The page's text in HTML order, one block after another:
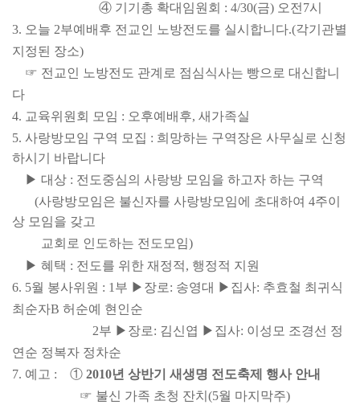
④ 기기총 확대임원회 : 4/30(금) 오전 7시
3. 오늘 2부예배후 전교인 노방전도를 실시합니다.(각기관별
지정된 장소)
☞ 전교인 노방전도 관계로 점심식사는 빵으로 대신합니
다
4. 교육위원회 모임 : 오후예배후, 새가족실
5. 사랑방모임 구역 모집 : 희망하는 구역장은 사무실로 신청
하시기 바랍니다
▶ 대상 : 전도중심의 사랑방 모임을 하고자 하는 구역
(사랑방모임은 불신자를 사랑방모임에 초대하여 4주이
상 모임을 갖고
교회로 인도하는 전도모임)
▶ 혜택 : 전도를 위한 재정적, 행정적 지원
6. 5월 봉사위원 : 1부 ▶장로: 송영대 ▶집사: 추효철 최귀식
최순자B 허순예 현인순
2부 ▶장로: 김신엽 ▶집사: 이성모 조경선 정
연순 정복자 정차순
7. 예고 : ① 2010년 상반기 새생명 전도축제 행사 안내
☞ 불신 가족 초청 잔치(5월 마지막주)